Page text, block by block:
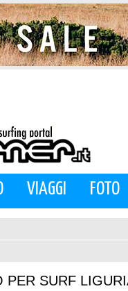
VIAGGI FOTO
PER SURF